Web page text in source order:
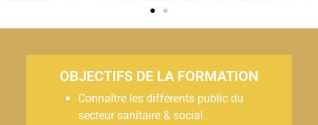
OBJECTIFS DE LA FORMATION
Connaître les différents public du
secteur sanitaire & social.